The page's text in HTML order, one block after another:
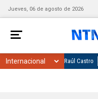
Jueves, 06 de agosto de 2026
Raúl Castro